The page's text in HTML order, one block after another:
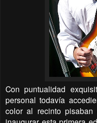
Con puntualidad
personal todavía
color al recinto